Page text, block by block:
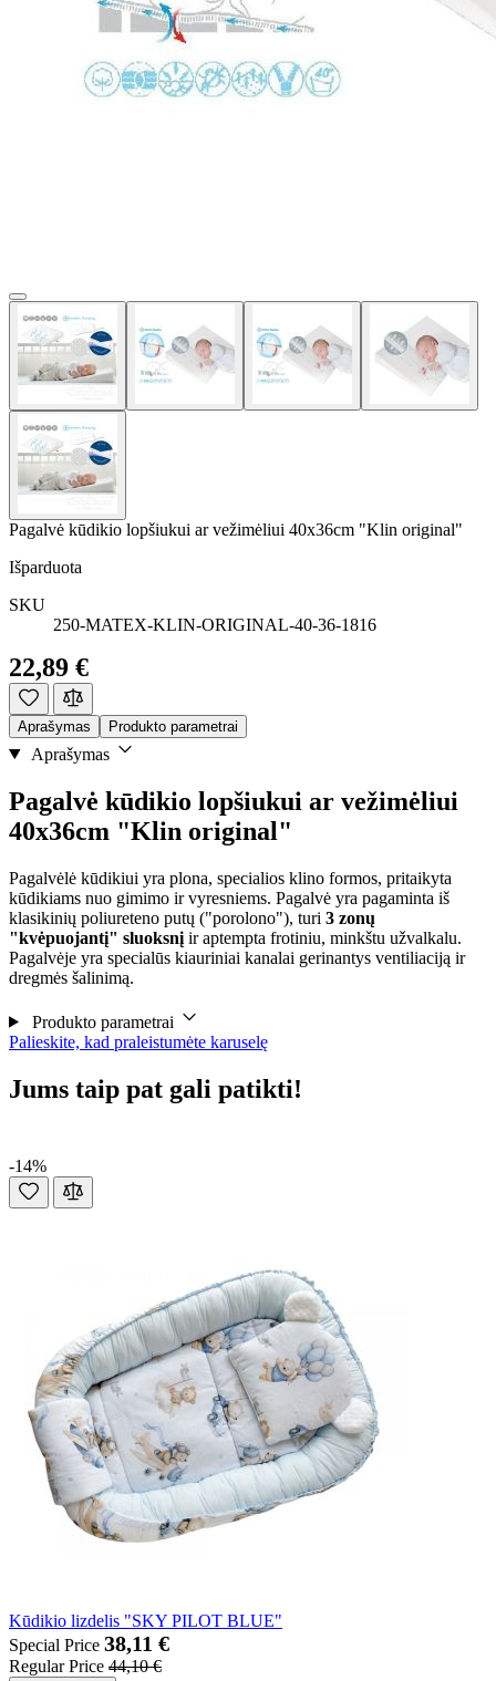
Pagalvė kūdikio lopšiukui ar vežimėliui 40x36cm "Klin original"
Išparduota
SKU
250-MATEX-KLIN-ORIGINAL-40-36-1816
22,89 €
Aprašymas Produkto parametrai
Aprašymas
Pagalvė kūdikio lopšiukui ar vežimėliui
40x36cm "Klin original"
Pagalvėlė kūdikiui yra plona, specialios klino formos, pritaikyta
kūdikiams nuo gimimo ir vyresniems. Pagalvė yra pagaminta iš
klasikinių poliureteno putų ("porolono"), turi 3 zonų
"kvėpuojantį" sluoksnį ir aptempta frotiniu, minkštu užvalkalu.
Pagalvėje yra specialūs kiauriniai kanalai gerinantys ventiliaciją ir
dregmės šalinimą.
Produkto parametrai
Palieskite, kad praleistumėte karuselę
Jums taip pat gali patikti!
-14%
Kūdikio lizdelis "SKY PILOT BLUE"
Special Price 38,11 €
Regular Price 44,10 €